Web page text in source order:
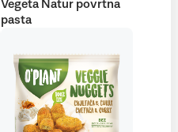
Vegeta Natur povrtna
pasta